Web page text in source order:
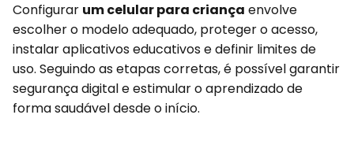
Configurar um celular para criança envolve
escolher o modelo adequado, proteger o acesso,
instalar aplicativos educativos e definir limites de
uso. Seguindo as etapas corretas, é possível garantir
segurança digital e estimular o aprendizado de
forma saudável desde o início.